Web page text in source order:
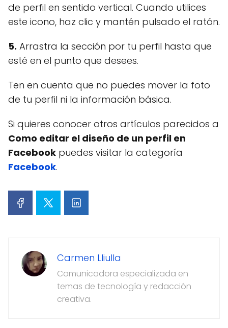
de perfil en sentido vertical. Cuando utilices
este icono, haz clic y mantén pulsado el ratón.
5. Arrastra la sección por tu perfil hasta que
esté en el punto que desees.
Ten en cuenta que no puedes mover la foto
de tu perfil ni la información básica.
Si quieres conocer otros artículos parecidos a
Como editar el diseño de un perfil en
Facebook puedes visitar la categoría
Facebook.
Carmen Lliulla
Comunicadora especializada en
temas de tecnología y redacción
creativa.